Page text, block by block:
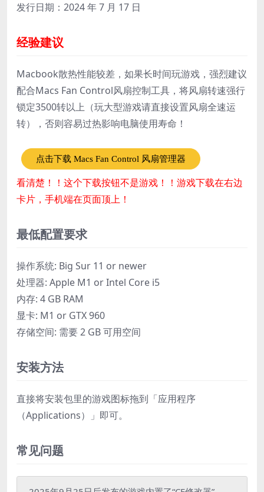
发行日期：2024 年 7 月 17 日
经验建议
Macbook散热性能较差，如果长时间玩游戏，强烈建议
配合Macs Fan Control风扇控制工具，将风扇转速强行
锁定3500转以上（玩大型游戏请直接设置风扇全速运
转），否则容易过热影响电脑使用寿命！
点击下载 Macs Fan Control 风扇管理器
看清楚！！这个下载按钮不是游戏！！游戏下载在右边
卡片，手机端在页面顶上！
最低配置要求
操作系统: Big Sur 11 or newer
处理器: Apple M1 or Intel Core i5
内存: 4 GB RAM
显卡: M1 or GTX 960
存储空间: 需要 2 GB 可用空间
安装方法
直接将安装包里的游戏图标拖到「应用程序
（Applications）」即可。
常见问题